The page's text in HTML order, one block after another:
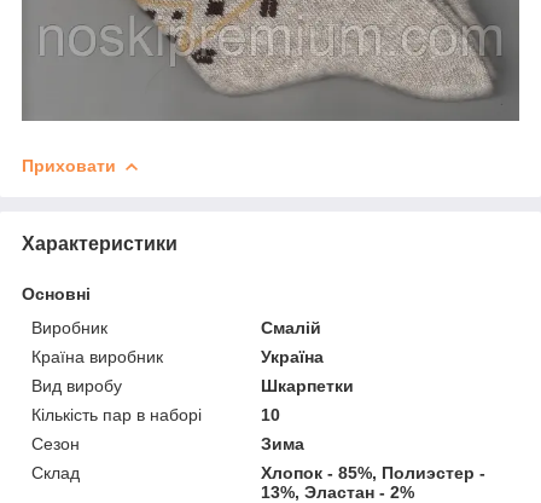
Приховати
Характеристики
Основні
Виробник
Смалій
Країна виробник
Україна
Вид виробу
Шкарпетки
Кількість пар в наборі
10
Сезон
Зима
Склад
Хлопок - 85%, Полиэстер -
13%, Эластан - 2%